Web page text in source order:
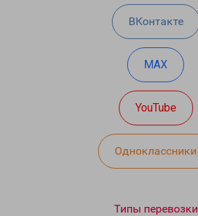
ВКонтакте
MAX
YouTube
Одноклассники
Типы перевозки